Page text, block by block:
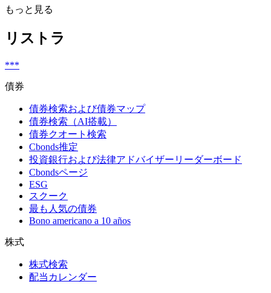
もっと見る
リストラ
***
債券
債券検索および債券マップ
債券検索（AI搭載）
債券クオート検索
Cbonds推定
投資銀行および法律アドバイザーリーダーボード
Cbondsページ
ESG
スクーク
最も人気の債券
Bono americano a 10 años
株式
株式検索
配当カレンダー